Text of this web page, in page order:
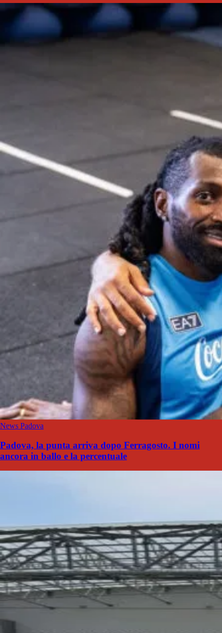
News Padova
Padova, la punta arriva dopo Ferragosto. I nomi
ancora in ballo e la percentuale